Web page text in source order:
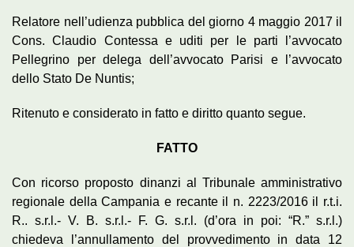
Relatore nell’udienza pubblica del giorno 4 maggio 2017 il
Cons. Claudio Contessa e uditi per le parti l’avvocato
Pellegrino per delega dell’avvocato Parisi e l’avvocato
dello Stato De Nuntis;
Ritenuto e considerato in fatto e diritto quanto segue.
FATTO
Con ricorso proposto dinanzi al Tribunale amministrativo
regionale della Campania e recante il n. 2223/2016 il r.t.i.
R.. s.r.l.- V. B. s.r.l.- F. G. s.r.l. (d’ora in poi: “R.” s.r.l.)
chiedeva l’annullamento del provvedimento in data 12